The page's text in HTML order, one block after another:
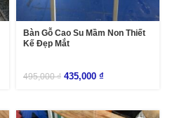
Bàn Gỗ Cao Su Mầm Non Thiết
Kế Đẹp Mắt
495,000₫ 435,000 ₫